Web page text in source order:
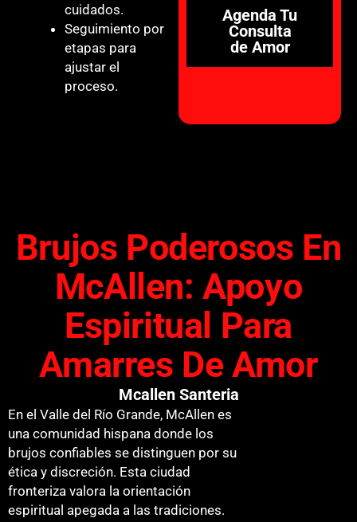
cuidados.
Seguimiento por
etapas para
ajustar el
proceso.
Agenda Tu
Consulta
de Amor
Brujos Poderosos En
McAllen: Apoyo
Espiritual Para
Amarres De Amor
Mcallen Santeria
En el Valle del Río Grande, McAllen es
una comunidad hispana donde los
brujos confiables se distinguen por su
ética y discreción. Esta ciudad
fronteriza valora la orientación
espiritual apegada a las tradiciones.